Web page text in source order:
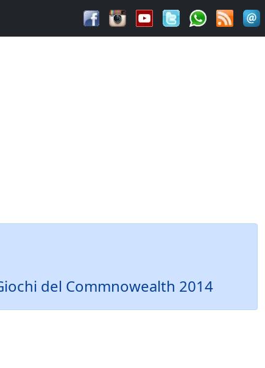
del Commnowealth 2014